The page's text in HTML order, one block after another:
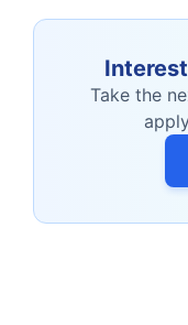
Take the